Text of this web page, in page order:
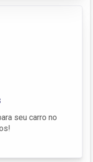
seu carro no